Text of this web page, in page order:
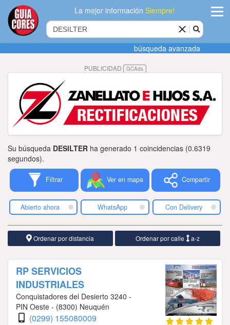
La mejor informaciónSiempre!
Agregar
empresa
Actualizar
datos
Publicidad
Tiendacores
Contactenos
búsqueda avanzada
PUBLICIDAD GCAds
Su búsqueda DESILTER ha generado 1 coincidencias (0.6319
segundos).
Filtrar Ver en mapa Compartir
Abierto ahora WhatsApp Con Delivery
Ordenar por distancia Ordenar por calle a-z
RP SERVICIOS
INDUSTRIALES
Conquistadores del Desierto 3240 -
PIN Oeste - (8300) Neuquén
(0299) 155080009